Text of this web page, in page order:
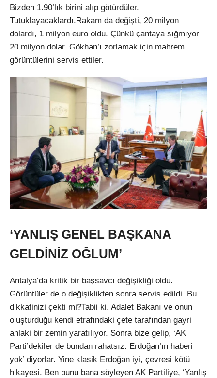
Bizden 1.90’lık birini alıp götürdüler.
Tutuklayacaklardı.Rakam da değişti, 20 milyon
dolardı, 1 milyon euro oldu. Çünkü çantaya sığmıyor
20 milyon dolar. Gökhan’ı zorlamak için mahrem
görüntülerini servis ettiler.
‘YANLIŞ GENEL BAŞKANA
GELDİNİZ OĞLUM’
Antalya’da kritik bir başsavcı değişikliği oldu.
Görüntüler de o değişiklikten sonra servis edildi. Bu
dikkatinizi çekti mi?Tabii ki. Adalet Bakanı ve onun
oluşturduğu kendi etrafındaki çete tarafından gayri
ahlaki bir zemin yaratılıyor. Sonra bize gelip, ‘AK
Parti’dekiler de bundan rahatsız. Erdoğan’ın haberi
yok’ diyorlar. Yine klasik Erdoğan iyi, çevresi kötü
hikayesi. Ben bunu bana söyleyen AK Partiliye, ‘Yanlış